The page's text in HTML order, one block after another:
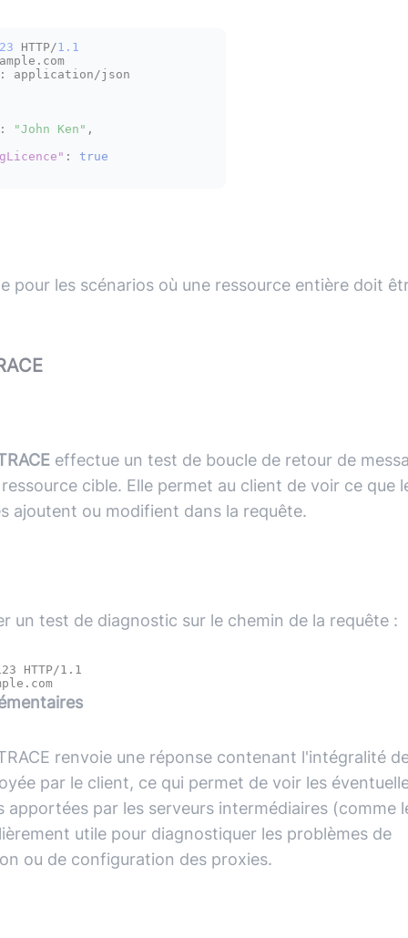
HTTP/1.1
application/json
"John Ken" ,
: true
pour les scénarios où une ressource entière doit
effectue un test de boucle de retour de
cible. Elle permet au client de voir ce que
ajoutent ou modifient dans la requête.
un test de diagnostic sur le chemin de la requête :
HTTP/1.1
Host: www.example.com
renvoie une réponse contenant l'intégralité
par le client, ce qui permet de voir les
apportées par les serveurs intermédiaires (comme
utile pour diagnostiquer les problèmes de
ou de configuration des proxies.